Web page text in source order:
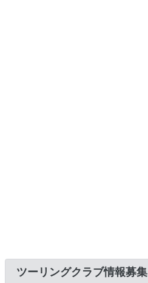
ツーリングクラブ情報募集